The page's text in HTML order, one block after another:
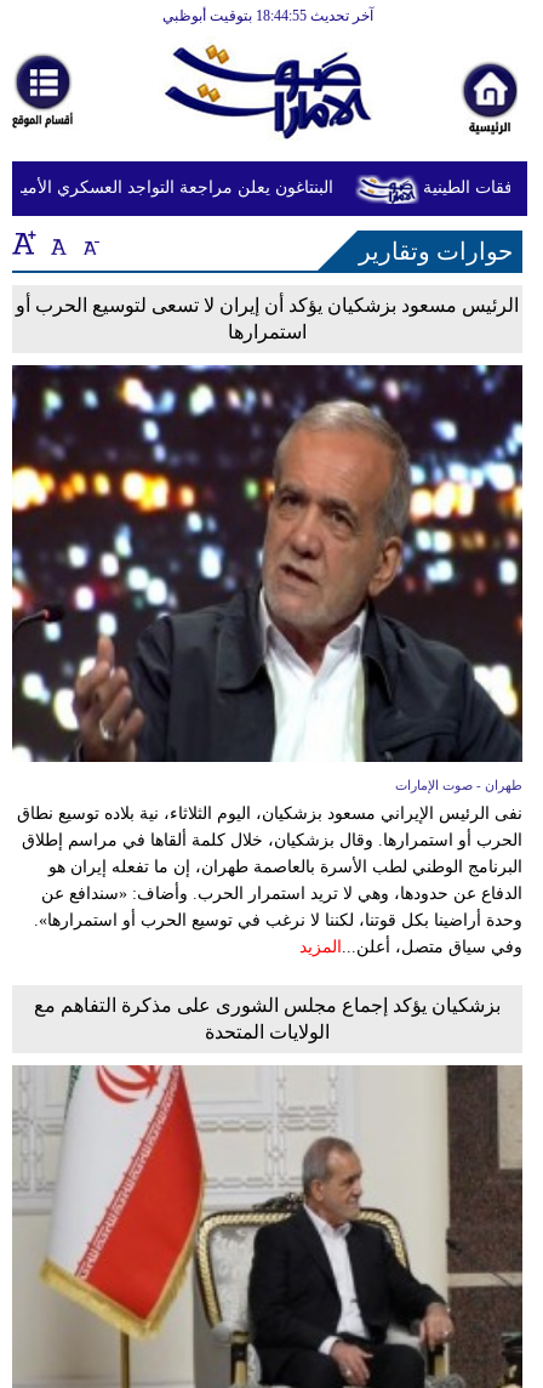
آخر تحديث 18:44:55 بتوقيت أبوظبي
أخبارعاجلة
رياضة
ثقافة
إقتصاد
فن
أزياء
صحة
وتغذية
سياحة
وسفر
ديكور
إعلام
تعليم
مرأة
أزياء
إسلامية
وتكنولوجيا
مدوَّنات
أبراج
فيديو
سيارات
البنتاغون يعلن مراجعة التواجد العسكري الأميركي
حوارات وتقارير
الرئيس مسعود بزشكيان يؤكد أن إيران لا تسعى لتوسيع الحرب أو
استمرارها
طهران - صوت الإمارات
نفى الرئيس الإيراني مسعود بزشكيان، اليوم الثلاثاء، نية بلاده توسيع نطاق
الحرب أو استمرارها. وقال بزشكيان، خلال كلمة ألقاها في مراسم إطلاق
البرنامج الوطني لطب الأسرة بالعاصمة طهران، إن ما تفعله إيران هو
الدفاع عن حدودها، وهي لا تريد استمرار الحرب. وأضاف: «سندافع عن
وحدة أراضينا بكل قوتنا، لكننا لا نرغب في توسيع الحرب أو استمرارها».
وفي سياق متصل، أعلن... المزيد
بزشكيان يؤكد إجماع مجلس الشورى على مذكرة التفاهم مع
الولايات المتحدة